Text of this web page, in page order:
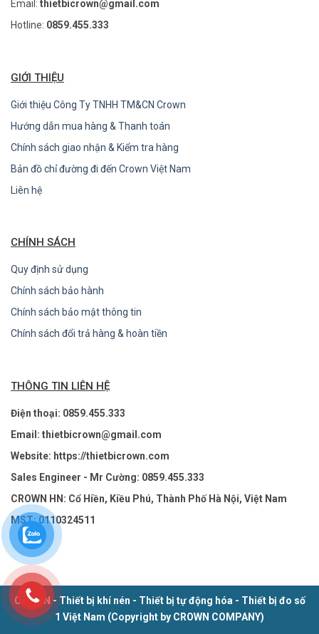
Email: thietbicrown@gmail.com
Hotline: 0859.455.333
GIỚI THIỆU
Giới thiệu Công Ty TNHH TM&CN Crown
Hướng dẫn mua hàng & Thanh toán
Chính sách giao nhận & Kiểm tra hàng
Bản đồ chỉ đường đi đến Crown Việt Nam
Liên hệ
CHÍNH SÁCH
Quy định sử dụng
Chính sách bảo hành
Chính sách bảo mật thông tin
Chính sách đổi trả hàng & hoàn tiền
THÔNG TIN LIÊN HỆ
Điện thoại: 0859.455.333
Email: thietbicrown@gmail.com
Website: https://thietbicrown.com
Sales Engineer - Mr Cường: 0859.455.333
CROWN HN: Cổ Hiền, Kiều Phú, Thành Phố Hà Nội, Việt Nam
MST: 0110324511
CROWN - Thiết bị khí nén - Thiết bị tự động hóa - Thiết bị đo số
1 Việt Nam (Copyright by CROWN COMPANY)